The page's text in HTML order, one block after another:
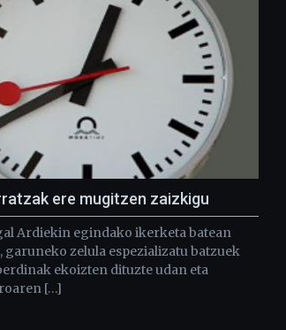
ere mugitzen zaizkigu
Ardiekin egindako ikerketa batean
garuneko zelula espezializatu batzuek
ekoizten dituzte udan eta
[…]